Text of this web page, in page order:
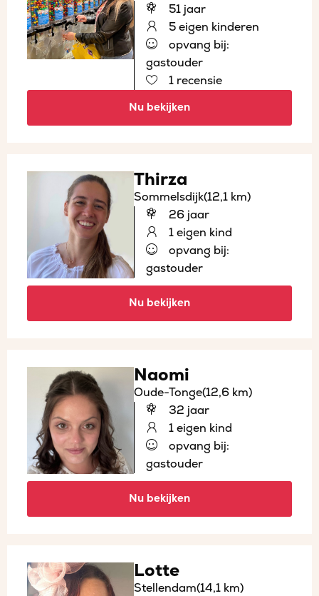
51 jaar
5 eigen kinderen
opvang bij:
gastouder
1 recensie
Nu bekijken
Thirza
Sommelsdijk(12,1 km)
26 jaar
1 eigen kind
opvang bij:
gastouder
Nu bekijken
Naomi
Oude-Tonge(12,6 km)
32 jaar
1 eigen kind
opvang bij:
gastouder
Nu bekijken
Lotte
Stellendam(14,1 km)